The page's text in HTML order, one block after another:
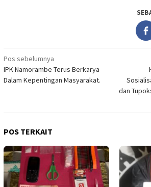
Navigasi
pos
Pos sebelumnya
IPK Namorambe Terus Berkarya
Dalam Kepentingan Masyarakat.
dan
POS TERKAIT